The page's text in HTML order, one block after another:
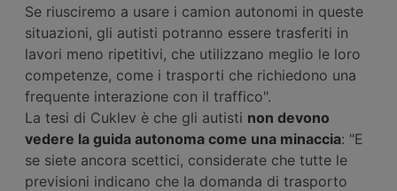
Se riusciremo a usare i camion autonomi in queste
situazioni, gli autisti potranno essere trasferiti in
lavori meno ripetitivi, che utilizzano meglio le loro
competenze, come i trasporti che richiedono una
frequente interazione con il traffico".
La tesi di Cuklev è che gli autisti non devono
vedere la guida autonoma come una minaccia: "E
se siete ancora scettici, considerate che tutte le
previsioni indicano che la domanda di trasporto